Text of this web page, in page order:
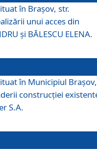
în Braşov, str.
unui acces din
şi BĂLESCU ELENA.
în Municipiul
construcţiei
S.A.